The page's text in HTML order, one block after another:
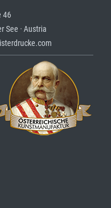
46
See · Austria